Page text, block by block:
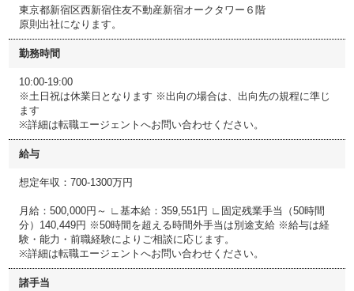
東京都新宿区西新宿住友不動産新宿オークタワー６階
原則出社になります。
勤務時間
10:00-19:00
※土日祝は休業日となります ※出向の場合は、出向先の規程に準じ
ます
※詳細は転職エージェントへお問い合わせください。
給与
想定年収：700-1300万円
月給：500,000円～ ∟基本給：359,551円 ∟固定残業手当（50時間
分）140,449円 ※50時間を超える時間外手当は別途支給 ※給与は経
験・能力・前職経験によりご相談に応じます。
※詳細は転職エージェントへお問い合わせください。
諸手当